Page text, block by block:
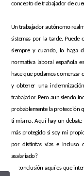
concepto de trabajador de
Un trabajador autónomo
sistemas por la tarde. Puede
siempre y cuando, lo haga
normativa laboral española
hace que podamos
y obtener una
trabajador. Pero aun siendo
probablemente la protección
ti mismo. Aquí hay un debate
más protegido si soy mi
por distintas vías e incluso
asalariado?
La conclusión aquí es que